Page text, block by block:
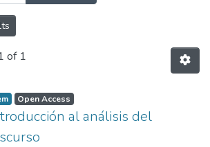
of 1
Open Access
al análisis del